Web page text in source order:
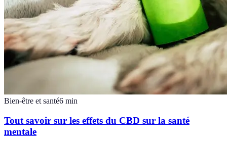
Bien-être et santé6 min
Tout savoir sur les effets du CBD sur la santé
mentale